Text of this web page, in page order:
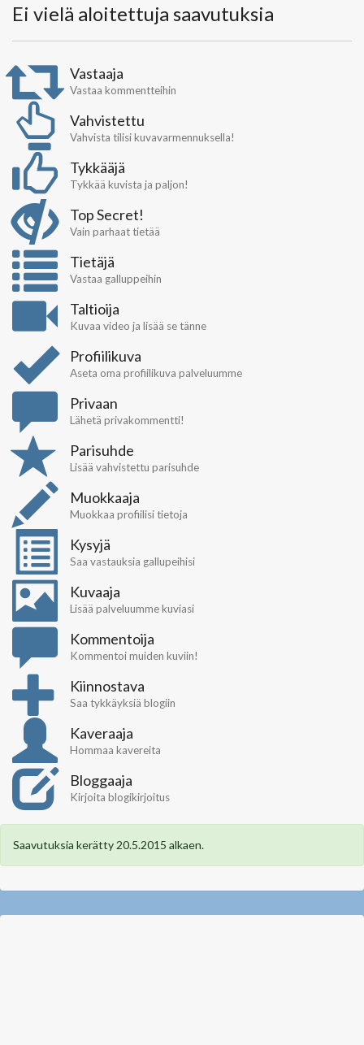
Ei vielä aloitettuja saavutuksia
Vastaaja
Vastaa kommentteihin
Vahvistettu
Vahvista tilisi kuvavarmennuksella!
Tykkääjä
Tykkää kuvista ja paljon!
Top Secret!
Vain parhaat tietää
Tietäjä
Vastaa galluppeihin
Taltioija
Kuvaa video ja lisää se tänne
Profiilikuva
Aseta oma profiilikuva palveluumme
Privaan
Lähetä privakommentti!
Parisuhde
Lisää vahvistettu parisuhde
Muokkaaja
Muokkaa profiilisi tietoja
Kysyjä
Saa vastauksia gallupeihisi
Kuvaaja
Lisää palveluumme kuviasi
Kommentoija
Kommentoi muiden kuviin!
Kiinnostava
Saa tykkäyksiä blogiin
Kaveraaja
Hommaa kavereita
Bloggaaja
Kirjoita blogikirjoitus
Saavutuksia kerätty 20.5.2015 alkaen.